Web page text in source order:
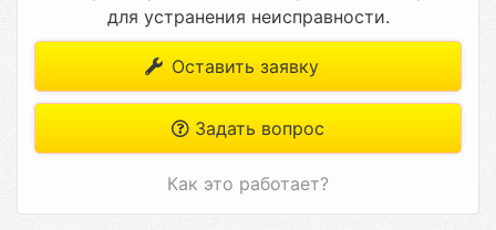
для устранения неисправности.
Оставить заявку
Задать вопрос
Как это работает?